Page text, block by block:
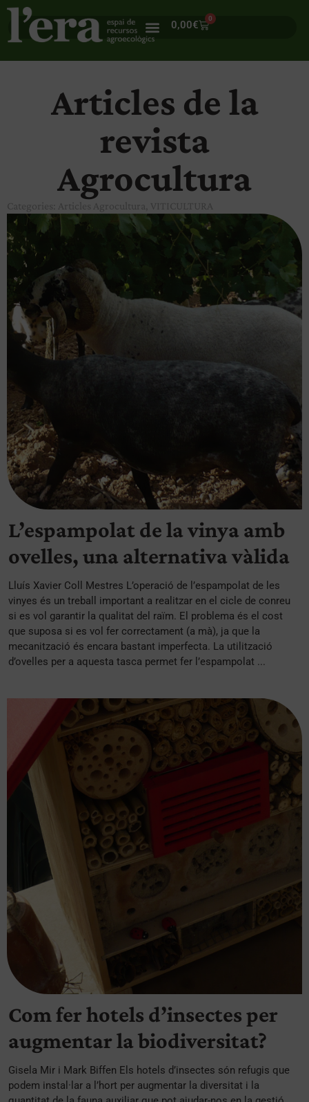
0,00€
0
Articles de la
revista
Agrocultura
L’espampolat de la vinya amb
ovelles, una alternativa vàlida
Lluís Xavier Coll Mestres L’operació de l’espampolat de les
vinyes és un treball important a realitzar en el cicle de conreu
si es vol garantir la qualitat del raïm. El problema és el cost
que suposa si es vol fer correctament (a mà), ja que la
mecanització és encara bastant imperfecta. La utilització
d’ovelles per a aquesta tasca permet fer l’espampolat ...
Com fer hotels d’insectes per
augmentar la biodiversitat?
Gisela Mir i Mark Biffen Els hotels d’insectes són refugis que
podem instal·lar a l’hort per augmentar la diversitat i la